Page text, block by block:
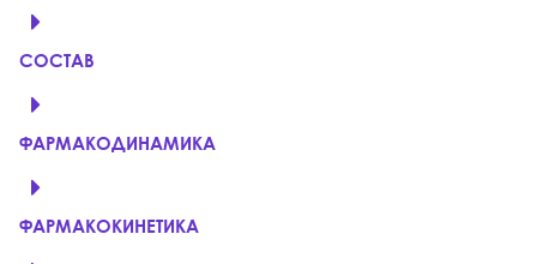
СОСТАВ
ФАРМАКОДИНАМИКА
ФАРМАКОКИНЕТИКА